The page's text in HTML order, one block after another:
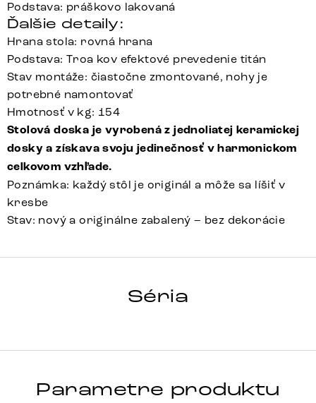
Podstava: práškovo lakovaná
Ďalšie detaily:
Hrana stola: rovná hrana
Podstava: Troa kov efektové prevedenie titán
Stav montáže: čiastočne zmontované, nohy je
potrebné namontovať
Hmotnosť v kg: 154
Stolová doska je vyrobená z jednoliatej keramickej
dosky a získava svoju jedinečnosť v harmonickom
celkovom vzhľade.
Poznámka: každý stôl je originál a môže sa líšiť v
kresbe
Stav: nový a originálne zabalený – bez dekorácie
Séria
Parametre produktu